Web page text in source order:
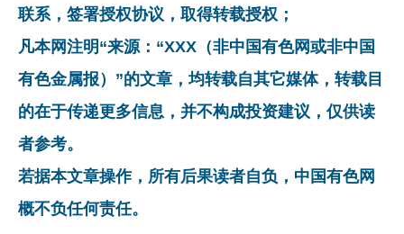
联系，签署授权协议，取得转载授权；
凡本网注明“来源：“XXX（非中国有色网或非中国
有色金属报）”的文章，均转载自其它媒体，转载目
的在于传递更多信息，并不构成投资建议，仅供读
者参考。
若据本文章操作，所有后果读者自负，中国有色网
概不负任何责任。